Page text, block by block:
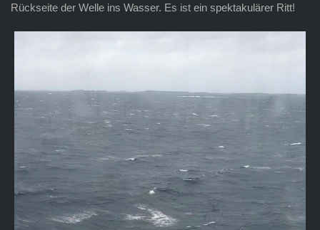
Rückseite der Welle ins Wasser. Es ist ein spektakulärer Ritt!